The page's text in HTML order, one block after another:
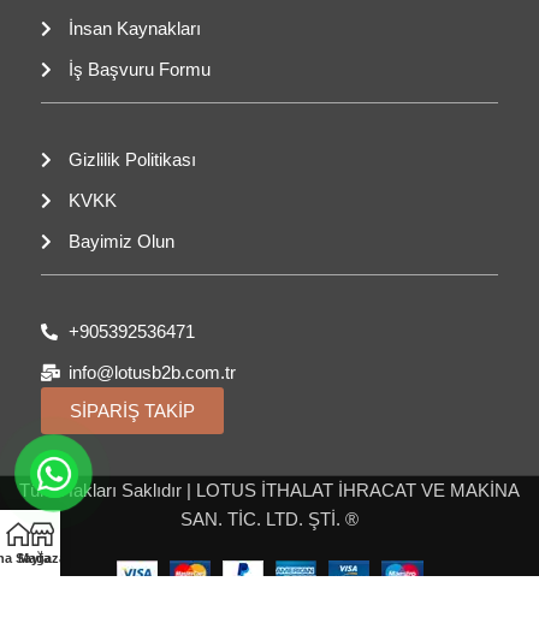
İnsan Kaynakları
İş Başvuru Formu
Gizlilik Politikası
KVKK
Bayimiz Olun
+905392536471
info@lotusb2b.com.tr
SİPARİŞ TAKİP
Tüm Hakları Saklıdır | LOTUS İTHALAT İHRACAT VE MAKİNA
SAN. TİC. LTD. ŞTİ. ®
Sayfa
Mağaza